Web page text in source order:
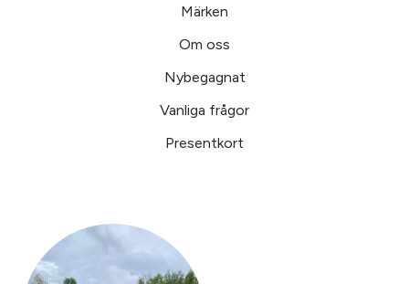
Märken
Om oss
Nybegagnat
Vanliga frågor
Presentkort